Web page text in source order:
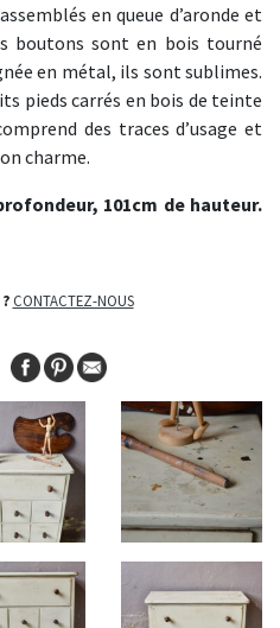
en queue d’aronde et
boutons sont en bois tourné
en métal, ils sont sublimes.
pieds carrés en bois de teinte
des traces d’usage et
charme.
101cm de hauteur.
CONTACTEZ-NOUS